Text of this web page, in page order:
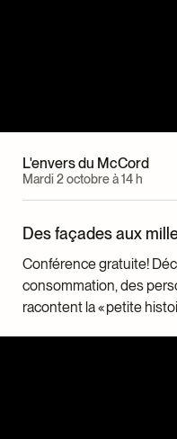
L'envers du McCord
Mardi 2 octobre à 14 h
Des façades aux
Conférence gratuite!
consommation, des
racontent la « petite